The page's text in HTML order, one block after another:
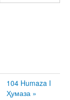
104 Humaza I
Ҳумаза »